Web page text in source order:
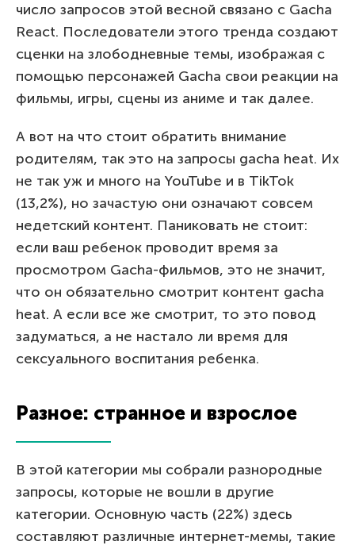
число запросов этой весной связано с Gacha
React. Последователи этого тренда создают
сценки на злободневные темы, изображая с
помощью персонажей Gacha свои реакции на
фильмы, игры, сцены из аниме и так далее.
А вот на что стоит обратить внимание
родителям, так это на запросы gacha heat. Их
не так уж и много на YouTube и в TikTok
(13,2%), но зачастую они означают совсем
недетский контент. Паниковать не стоит:
если ваш ребенок проводит время за
просмотром Gacha-фильмов, это не значит,
что он обязательно смотрит контент gacha
heat. А если все же смотрит, то это повод
задуматься, а не настало ли время для
сексуального воспитания ребенка.
Разное: странное и взрослое
В этой категории мы собрали разнородные
запросы, которые не вошли в другие
категории. Основную часть (22%) здесь
составляют различные интернет-мемы, такие